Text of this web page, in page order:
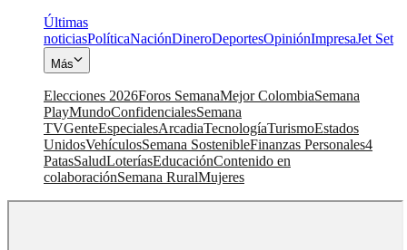
Últimas
noticiasPolíticaNaciónDineroDeportesOpiniónImpresaJet Set
Más
Elecciones 2026Foros SemanaMejor ColombiaSemana
PlayMundoConfidencialesSemana
TVGenteEspecialesArcadiaTecnologíaTurismoEstados
UnidosVehículosSemana SostenibleFinanzas Personales4
PatasSaludLoteríasEducaciónContenido en
colaboraciónSemana RuralMujeres